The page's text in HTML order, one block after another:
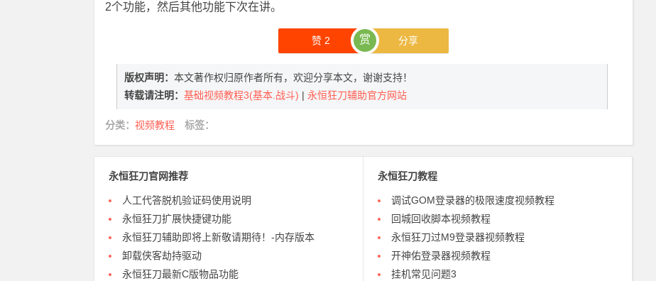
2个功能，然后其他功能下次在讲。
赞 2 赏 分享
版权声明：本文著作权归原作者所有，欢迎分享本文，谢谢支持！
转载请注明：基础视频教程3(基本.战斗) |永恒狂刀辅助官方网站
分类： 视频教程 标签：
永恒狂刀官网推荐
人工代答脱机验证码使用说明
永恒狂刀扩展快捷键功能
永恒狂刀辅助即将上新敬请期待！-内存版本
卸载侠客劫持驱动
永恒狂刀最新C版物品功能
永恒狂刀教程
调试GOM登录器的极限速度视频教程
回城回收脚本视频教程
永恒狂刀过M9登录器视频教程
开神佑登录器视频教程
挂机常见问题3